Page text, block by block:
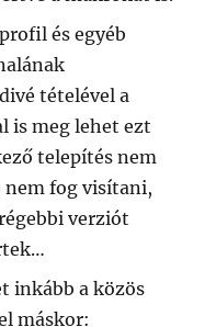
és egyéb
tételével a
is meg lehet ezt
telepítés nem
fog visítani,
verziót
inkább a közös
máskor: